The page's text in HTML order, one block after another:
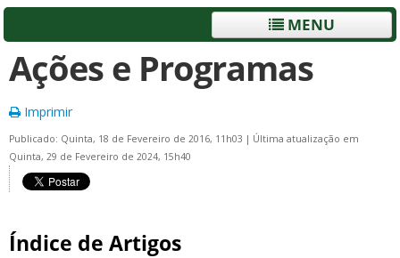
MENU
Ações e Programas
Imprimir
Publicado: Quinta, 18 de Fevereiro de 2016, 11h03 | Última atualização em
Quinta, 29 de Fevereiro de 2024, 15h40
Índice de Artigos